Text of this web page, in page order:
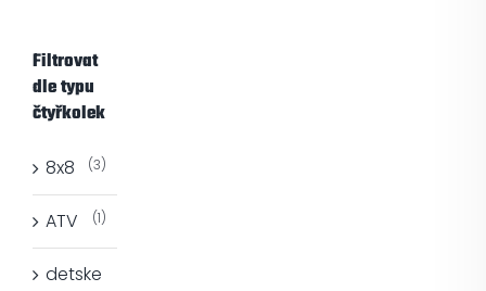
Filtrovat
dle typu
čtyřkolek
8x8 (3)
ATV (1)
detske